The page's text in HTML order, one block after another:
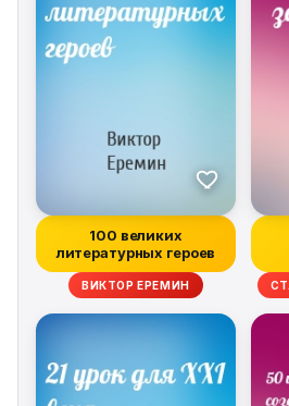
the book can also be used for
students planning for a career or
use of standard software for
buildings, bridges, dams, and
for instructors available at
www.wiley.com/go/dattaseismic
100 великих
литературных героев
ВИКТОР ЕРЕМИН